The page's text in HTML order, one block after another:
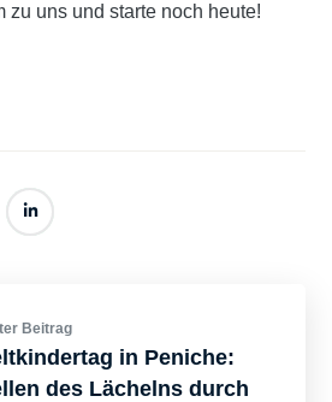
zu uns und starte noch heute!
Beitrag
in Peniche:
des Lächelns durch